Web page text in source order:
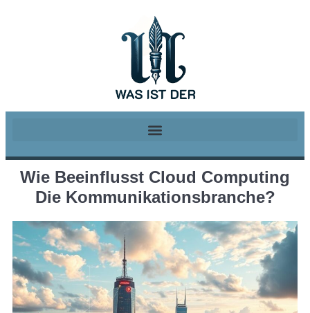
Wie Beeinflusst Cloud Computing
Die Kommunikationsbranche?